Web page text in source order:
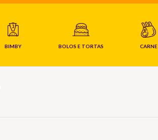
BIMBY BOLOS E TORTAS CARNE